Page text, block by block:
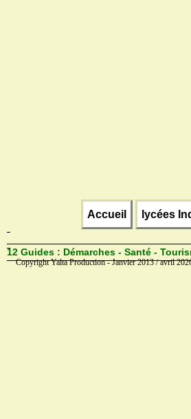
Accueil lycées
12 Guides : Démarches - Santé -
Copyright Yalta Production - Janvier 2013 / avril